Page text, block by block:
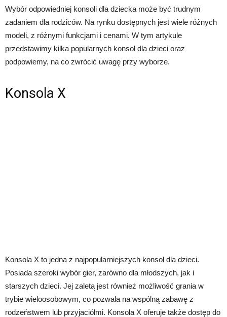
Wybór odpowiedniej konsoli dla dziecka może być trudnym
zadaniem dla rodziców. Na rynku dostępnych jest wiele różnych
modeli, z różnymi funkcjami i cenami. W tym artykule
przedstawimy kilka popularnych konsol dla dzieci oraz
podpowiemy, na co zwrócić uwagę przy wyborze.
Konsola X
Konsola X to jedna z najpopularniejszych konsol dla dzieci.
Posiada szeroki wybór gier, zarówno dla młodszych, jak i
starszych dzieci. Jej zaletą jest również możliwość grania w
trybie wieloosobowym, co pozwala na wspólną zabawę z
rodzeństwem lub przyjaciółmi. Konsola X oferuje także dostęp do